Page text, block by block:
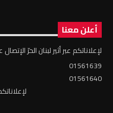
أعلن معنا
لإعلاناتكم عبر أثير لبنان الحرّ
01561639
01561640